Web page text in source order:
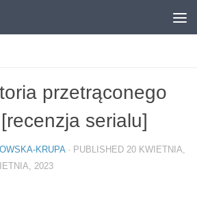
przetrąconego
serialu]
KRUPA · PUBLISHED 20 KWIETNIA,
2023